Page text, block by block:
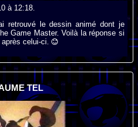
à 12:18.
retrouvé le dessin animé dont je
Game Master. Voilà la réponse si
après celui-ci.
TEL